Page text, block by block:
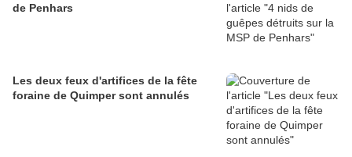
de Penhars
Les deux feux d'artifices de la fête
foraine de Quimper sont annulés